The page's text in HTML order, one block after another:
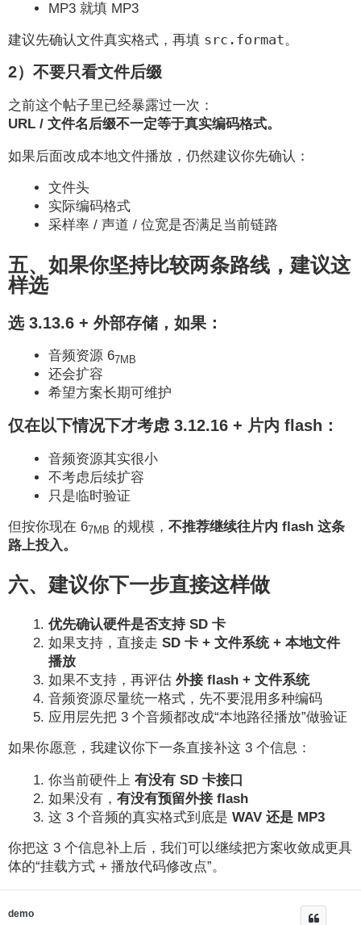
MP3 就填 MP3
建议先确认文件真实格式，再填 src.format。
2）不要只看文件后缀
之前这个帖子里已经暴露过一次：
URL / 文件名后缀不一定等于真实编码格式。
如果后面改成本地文件播放，仍然建议你先确认：
文件头
实际编码格式
采样率 / 声道 / 位宽是否满足当前链路
五、如果你坚持比较两条路线，建议这
样选
选 3.13.6 + 外部存储，如果：
音频资源 67MB
还会扩容
希望方案长期可维护
仅在以下情况下才考虑 3.12.16 + 片内 flash：
音频资源其实很小
不考虑后续扩容
只是临时验证
但按你现在 67MB 的规模， 不推荐继续往片内 flash 这条
路上投入。
六、建议你下一步直接这样做
优先确认硬件是否支持 SD 卡
如果支持，直接走SD 卡 + 文件系统 + 本地文件
播放
如果不支持，再评估外接 flash + 文件系统
音频资源尽量统一格式，先不要混用多种编码
应用层先把 3 个音频都改成“本地路径播放”做验证
如果你愿意，我建议你下一条直接补这 3 个信息：
你当前硬件上有没有 SD 卡接口
如果没有，有没有预留外接 flash
这 3 个音频的真实格式到底是WAV 还是 MP3
你把这 3 个信息补上后，我们可以继续把方案收敛成更具
体的“挂载方式 + 播放代码修改点”。
demo